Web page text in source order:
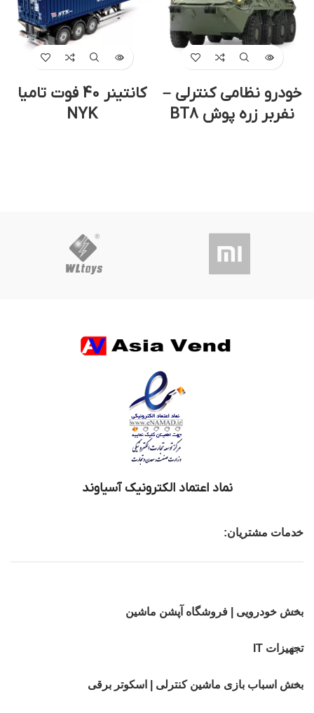
خودرو نظامی کنترلی –
نفربر زره پوش BT8
کانتینر 40 فوت تامیا
NYK
نماد اعتماد الکترونیک آسیاوند
خدمات مشتریان:
بخش خودرویی | فروشگاه آپشن ماشین
تجهیزات IT
بخش اسباب بازی ماشین کنترلی | اسکوتر برقی